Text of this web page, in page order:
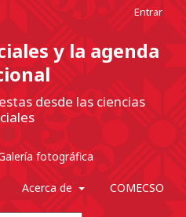
y la agenda
desde las ciencias
fotográfica
Acerca de COMECSO
Entrar